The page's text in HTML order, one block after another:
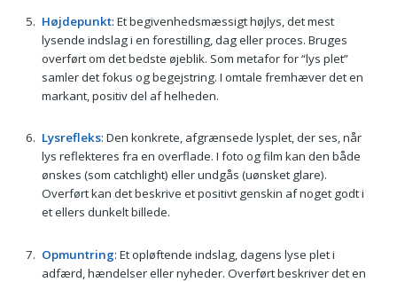
Højdepunkt: Et begivenhedsmæssigt højlys, det mest
lysende indslag i en forestilling, dag eller proces. Bruges
overført om det bedste øjeblik. Som metafor for “lys plet”
samler det fokus og begejstring. I omtale fremhæver det en
markant, positiv del af helheden.
Lysrefleks: Den konkrete, afgrænsede lysplet, der ses, når
lys reflekteres fra en overflade. I foto og film kan den både
ønskes (som catchlight) eller undgås (uønsket glare).
Overført kan det beskrive et positivt genskin af noget godt i
et ellers dunkelt billede.
Opmuntring: Et opløftende indslag, dagens lyse plet i
adfærd, hændelser eller nyheder. Overført beskriver det en